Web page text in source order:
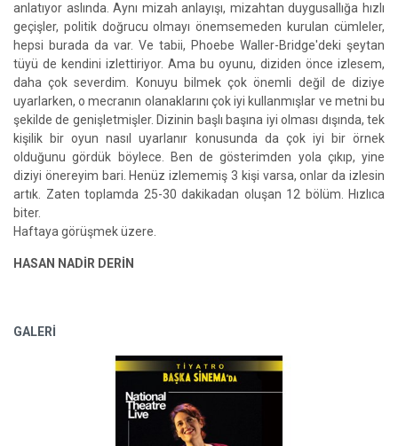
anlatıyor aslında. Aynı mizah anlayışı, mizahtan duygusallığa hızlı
geçişler, politik doğrucu olmayı önemsemeden kurulan cümleler,
hepsi burada da var. Ve tabii, Phoebe Waller-Bridge'deki şeytan
tüyü de kendini izlettiriyor. Ama bu oyunu, diziden önce izlesem,
daha çok severdim. Konuyu bilmek çok önemli değil de diziye
uyarlarken, o mecranın olanaklarını çok iyi kullanmışlar ve metni bu
şekilde de genişletmişler. Dizinin başlı başına iyi olması dışında, tek
kişilik bir oyun nasıl uyarlanır konusunda da çok iyi bir örnek
olduğunu gördük böylece. Ben de gösterimden yola çıkıp, yine
diziyi önereyim bari. Henüz izlememiş 3 kişi varsa, onlar da izlesin
artık. Zaten toplamda 25-30 dakikadan oluşan 12 bölüm. Hızlıca
biter.
Haftaya görüşmek üzere.
HASAN NADİR DERİN
GALERİ